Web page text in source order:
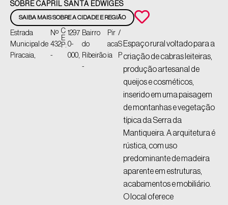
SOBRE CAPRIL SANTA EDWIGES
SAIBA MAIS SOBRE A CIDADE E REGIÃO
Estrada
Municipal de
Piracaia,
Nº
432
-
C
E
P:
1297
0-
000,
Bairro
do
Ribeirão
-
Pir
aca
ia
/
S
P
Espaço rural voltado para a
criação de cabras leiteiras,
produção artesanal de
queijos e cosméticos,
inserido em uma paisagem
de montanhas e vegetação
típica da Serra da
Mantiqueira. A arquitetura é
rústica, com uso
predominante de madeira
aparente em estruturas,
acabamentos e mobiliário.
O local oferece